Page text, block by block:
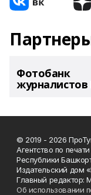
Фотобанк
журналистов
© 2019 - 2026
Агентство по
Республики
Издательский дом
Главный редактор:
Об использовании